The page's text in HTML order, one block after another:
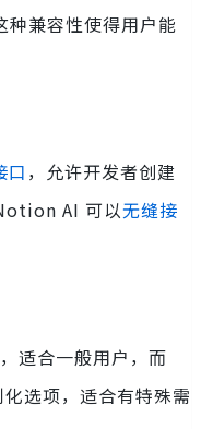
兼容性使得用户能
口 ，允许开发者创建
AI 可以无缝接
适合一般用户，而
选项，适合有特殊需